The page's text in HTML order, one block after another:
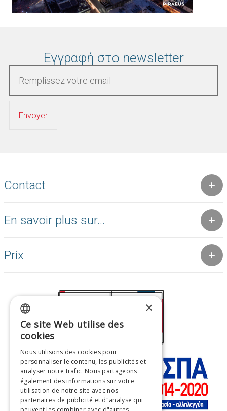
Εγγραφή στο newsletter
Contact
En savoir plus sur...
Prix
GREEK
FRENCH
ITALIAN
GERMAN
×
Ce site Web utilise des
cookies
Nous utilisons des cookies pour
personnaliser le contenu, les publicités et
analyser notre trafic. Nous partageons
également des informations sur votre
utilisation de notre site avec nos
partenaires de publicité et d"analyse qui